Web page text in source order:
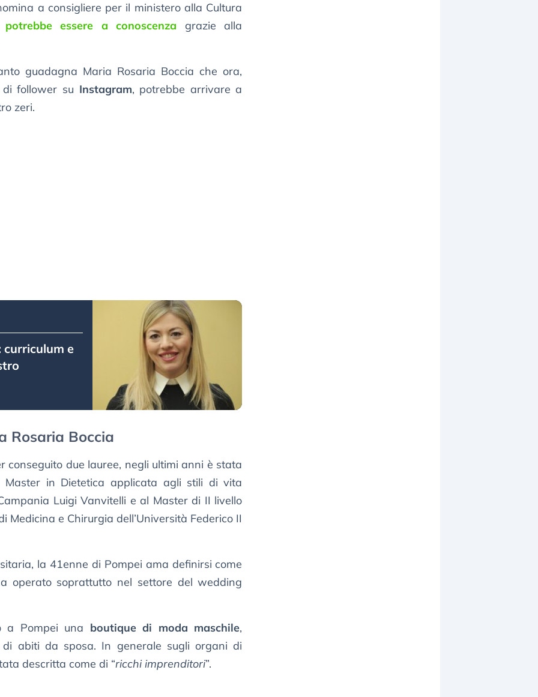
a consigliere per il ministero alla Cultura
essere a conoscenza grazie alla
guadagna Maria Rosaria Boccia che ora,
follower su Instagram, potrebbe arrivare a
zeri.
curriculum e
Rosaria Boccia
conseguito due lauree, negli ultimi anni è stata
Master in Dietetica applicata agli stili di vita
Luigi Vanvitelli e al Master di II livello
Medicina e Chirurgia dell’Università Federico II
la 41enne di Pompei ama definirsi come
operato soprattutto nel settore del wedding
a Pompei una boutique di moda maschile,
abiti da sposa. In generale sugli organi di
descritta come di “ricchi imprenditori”.